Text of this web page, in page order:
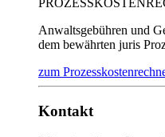
Anwaltsgebühren und
dem bewährten juris
zum
Kontakt